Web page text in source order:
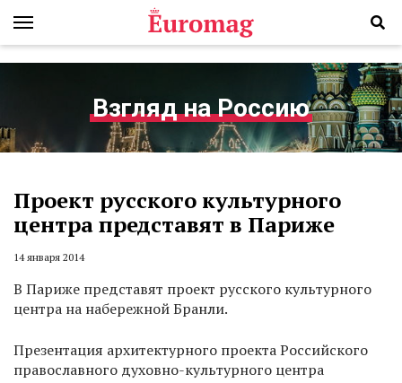
Взгляд на Россию
Проект русского культурного
центра представят в Париже
14 января 2014
В Париже представят проект русского культурного
центра на набережной Бранли.
Презентация архитектурного проекта Российского
православного духовно-культурного центра